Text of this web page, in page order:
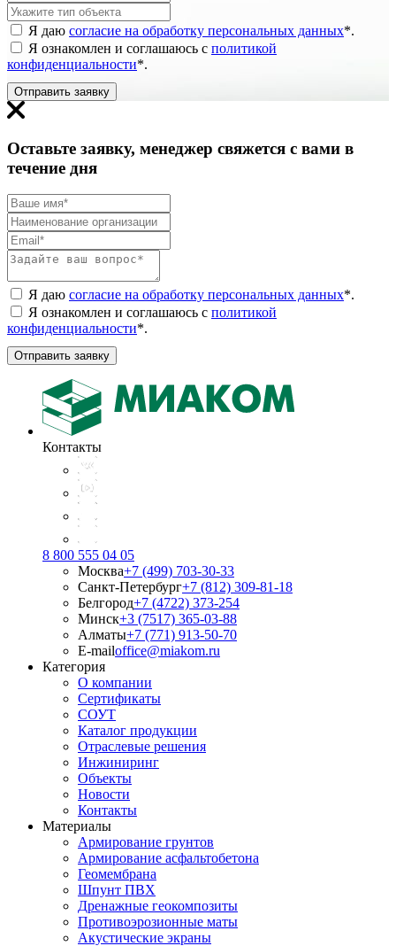
Я даю согласие на обработку персональных данных*.
Я ознакомлен и соглашаюсь с политикой
конфиденциальности*.
Отправить заявку
Оставьте заявку, менеджер свяжется с вами в
течение дня
Я даю согласие на обработку персональных данных*.
Я ознакомлен и соглашаюсь с политикой
конфиденциальности*.
Отправить заявку
Контакты
8 800 555 04 05
Москва+7 (499) 703-30-33
Санкт-Петербург+7 (812) 309-81-18
Белгород+7 (4722) 373-254
Минск+3 (7517) 365-03-88
Алматы+7 (771) 913-50-70
E-mailoffice@miakom.ru
Категория
О компании
Сертификаты
СОУТ
Каталог продукции
Отраслевые решения
Инжиниринг
Объекты
Новости
Контакты
Материалы
Армирование грунтов
Армирование асфальтобетона
Геомембрана
Шпунт ПВХ
Дренажные геокомпозиты
Противоэрозионные маты
Акустические экраны